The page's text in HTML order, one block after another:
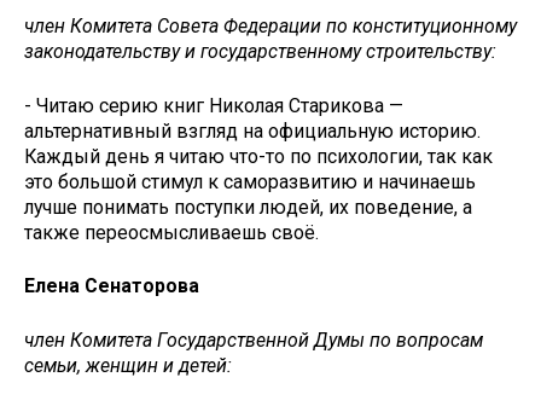
член Комитета Совета Федерации по конституционному
законодательству и государственному строительству:
- Читаю серию книг Николая Старикова —
альтернативный взгляд на официальную историю.
Каждый день я читаю что-то по психологии, так как
это большой стимул к саморазвитию и начинаешь
лучше понимать поступки людей, их поведение, а
также переосмысливаешь своё.
Елена Сенаторова
член Комитета Государственной Думы по вопросам
семьи, женщин и детей: